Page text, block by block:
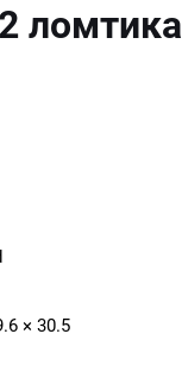
ломтика
× 30.5